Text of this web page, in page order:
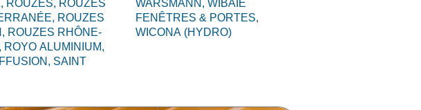
ROUZES, ROUZES
ROUZES
ROUZES RHÔNE-
ROYO ALUMINIUM,
SAINT
WARSMANN,WIBAIE
FENÊTRES & PORTES,
WICONA (HYDRO)